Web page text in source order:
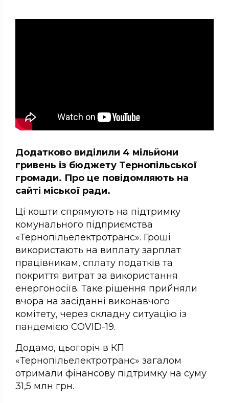
Додатково виділили 4 мільйони
гривень із бюджету Тернопільської
громади. Про це повідомляють на
сайті міської ради.
Ці кошти спрямують на підтримку
комунального підприємства
«Тернопільелектротранс». Гроші
використають на виплату зарплат
працівникам, сплату податків та
покриття витрат за використання
енергоносіїв. Таке рішення прийняли
вчора на засіданні виконавчого
комітету, через складну ситуацію із
пандемією COVID-19.
Додамо, цьогоріч в КП
«Тернопільелектротранс» загалом
отримали фінансову підтримку на суму
31,5 млн грн.